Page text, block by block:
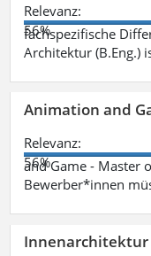
Relevanz:
56%
fachspezifische
Architektur (B.Eng.)
Animation and
Relevanz:
56%
and Game - Master
Bewerber*innen
Innenarchitektur